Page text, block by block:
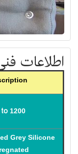
اطلاعات
1200
Grey Silicone